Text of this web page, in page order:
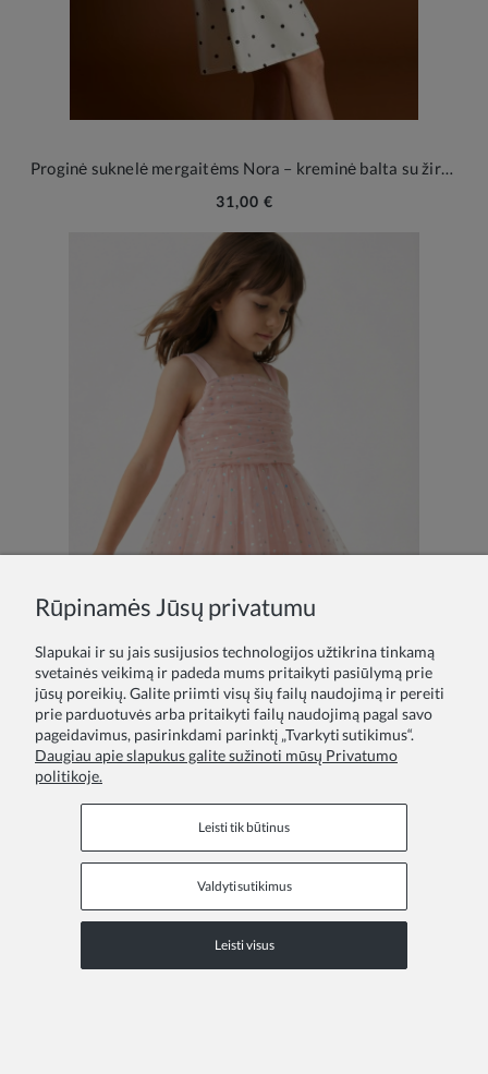
Proginė suknelė mergaitėms Nora – kreminė balta su žirneliais
31,00 €
38,00 €
Rūpinamės Jūsų privatumu
Slapukai ir su jais susijusios technologijos užtikrina tinkamą
svetainės veikimą ir padeda mums pritaikyti pasiūlymą prie
jūsų poreikių. Galite priimti visų šių failų naudojimą ir pereiti
prie parduotuvės arba pritaikyti failų naudojimą pagal savo
pageidavimus, pasirinkdami parinktį „Tvarkyti sutikimus“.
Daugiau apie slapukus galite sužinoti mūsų Privatumo
politikoje.
Leisti tik būtinus
Valdyti sutikimus
Leisti visus